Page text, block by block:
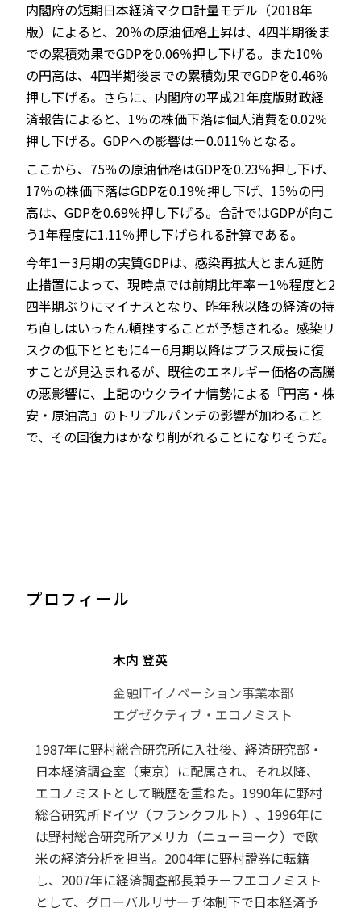
内閣府の短期日本経済マクロ計量モデル（2018年
版）によると、20％の原油価格上昇は、4四半期後ま
での累積効果でGDPを0.06％押し下げる。また10％
の円高は、4四半期後までの累積効果でGDPを0.46％
押し下げる。さらに、内閣府の平成21年度版財政経
済報告によると、1％の株価下落は個人消費を0.02％
押し下げる。GDPへの影響は－0.011％となる。
ここから、75％の原油価格はGDPを0.23％押し下げ、
17％の株価下落はGDPを0.19％押し下げ、15％の円
高は、GDPを0.69％押し下げる。合計ではGDPが向こ
う1年程度に1.11％押し下げられる計算である。
今年1－3月期の実質GDPは、感染再拡大とまん延防
止措置によって、現時点では前期比年率－1％程度と2
四半期ぶりにマイナスとなり、昨年秋以降の経済の持
ち直しはいったん頓挫することが予想される。感染リ
スクの低下とともに4－6月期以降はプラス成長に復
すことが見込まれるが、既往のエネルギー価格の高騰
の悪影響に、上記のウクライナ情勢による『円高・株
安・原油高』のトリプルパンチの影響が加わること
で、その回復力はかなり削がれることになりそうだ。
プロフィール
木内 登英
金融ITイノベーション事業本部
エグゼクティブ・エコノミスト
1987年に野村総合研究所に入社後、経済研究部・
日本経済調査室（東京）に配属され、それ以降、
エコノミストとして職歴を重ねた。1990年に野村
総合研究所ドイツ（フランクフルト）、1996年に
は野村総合研究所アメリカ（ニューヨーク）で欧
米の経済分析を担当。2004年に野村證券に転籍
し、2007年に経済調査部長兼チーフエコノミスト
として、グローバルリサーチ体制下で日本経済予